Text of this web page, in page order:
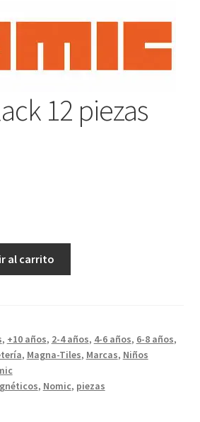
12 piezas
al carrito
, +10 años, 2-4 años, 4-6 años, 6-8 años,
, Magna-Tiles, Marcas, Niños
, Nomic, piezas